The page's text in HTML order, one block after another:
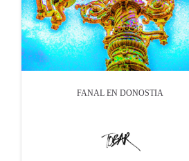
FANAL EN DONOSTIA